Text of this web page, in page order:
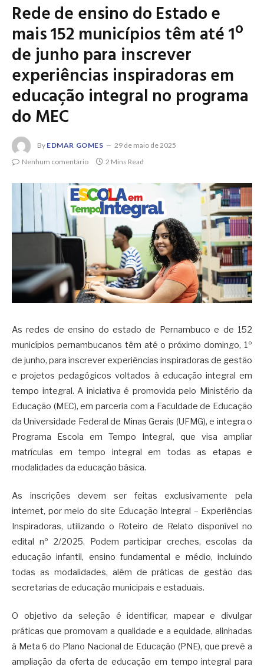
Rede de ensino do Estado e
mais 152 municípios têm até 1º
de junho para inscrever
experiências inspiradoras em
educação integral no programa
do MEC
By EDMAR GOMES
29 de maio de 2025
Nenhum comentário
2 Mins Read
As redes de ensino do estado de Pernambuco e de 152
municípios pernambucanos têm até o próximo domingo, 1º
de junho, para inscrever experiências inspiradoras de gestão
e projetos pedagógicos voltados à educação integral em
tempo integral. A iniciativa é promovida pelo Ministério da
Educação (MEC), em parceria com a Faculdade de Educação
da Universidade Federal de Minas Gerais (UFMG), e integra o
Programa Escola em Tempo Integral, que visa ampliar
matrículas em tempo integral em todas as etapas e
modalidades da educação básica.
As inscrições devem ser feitas exclusivamente pela
internet, por meio do site Educação Integral – Experiências
Inspiradoras, utilizando o Roteiro de Relato disponível no
edital nº 2/2025. Podem participar creches, escolas da
educação infantil, ensino fundamental e médio, incluindo
todas as modalidades, além de práticas de gestão das
secretarias de educação municipais e estaduais.
O objetivo da seleção é identificar, mapear e divulgar
práticas que promovam a qualidade e a equidade, alinhadas
à Meta 6 do Plano Nacional de Educação (PNE), que prevê a
ampliação da oferta de educação em tempo integral para